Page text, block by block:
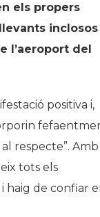
els propers
inclosos
l’aeroport del
positiva i,
respecte”. Amb
tots els
haig de confiar